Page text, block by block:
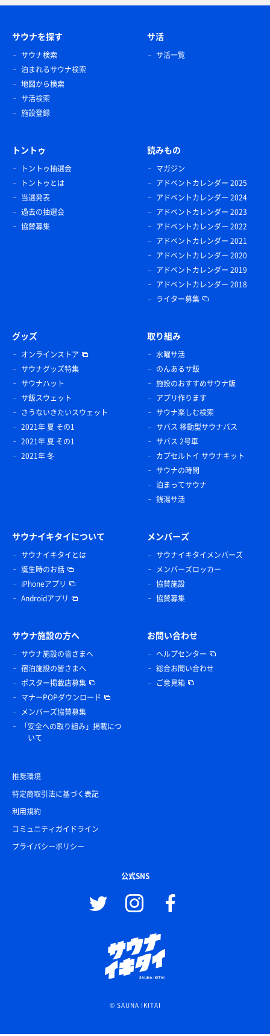
サウナを探す
サウナ検索
泊まれるサウナ検索
地図から検索
サ活検索
施設登録
サ活
サ活一覧
トントゥ
トントゥ抽選会
トントゥとは
当選発表
過去の抽選会
協賛募集
読みもの
マガジン
アドベントカレンダー 2025
アドベントカレンダー 2024
アドベントカレンダー 2023
アドベントカレンダー 2022
アドベントカレンダー 2021
アドベントカレンダー 2020
アドベントカレンダー 2019
アドベントカレンダー 2018
ライター募集
グッズ
オンラインストア
サウナグッズ特集
サウナハット
サ飯スウェット
さうないきたいスウェット
2021年 夏 その1
2021年 夏 その1
2021年 冬
取り組み
水曜サ活
のんあるサ飯
施設のおすすめサウナ飯
アプリ作ります
サウナ楽しむ検索
サバス 移動型サウナバス
サバス 2号車
カプセルトイ サウナキット
サウナの時間
泊まってサウナ
銭湯サ活
サウナイキタイについて
サウナイキタイとは
誕生時のお話
iPhoneアプリ
Androidアプリ
メンバーズ
サウナイキタイメンバーズ
メンバーズロッカー
協賛施設
協賛募集
サウナ施設の方へ
サウナ施設の皆さまへ
宿泊施設の皆さまへ
ポスター掲載店募集
マナーPOPダウンロード
メンバーズ協賛募集
「安全への取り組み」掲載につ
いて
お問い合わせ
ヘルプセンター
総合お問い合わせ
ご意見箱
推奨環境
特定商取引法に基づく表記
利用規約
コミュニティガイドライン
プライバシーポリシー
公式SNS
© SAUNA IKITAI